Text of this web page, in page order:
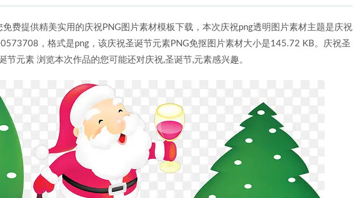
免费提供精美实用的庆祝PNG图片素材模板下载，本次庆祝png透明图片素材主题是庆祝
，格式是png，该庆祝圣诞节元素PNG免抠图片素材大小是145.72 KB。庆祝圣
节元素 浏览本次作品的您可能还对庆祝,圣诞节,元素感兴趣。